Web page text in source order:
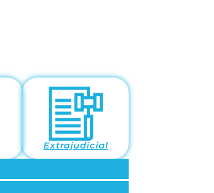
Extrajudicial